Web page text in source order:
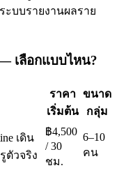
ะบบรายงานผลราย
เลือกแบบไหน?
ราคา
เริ่มต้น
ขนาด
กลุ่ม
เดิน
ตัวจริง
฿4,500
/ 30
ชม.
6–10
คน